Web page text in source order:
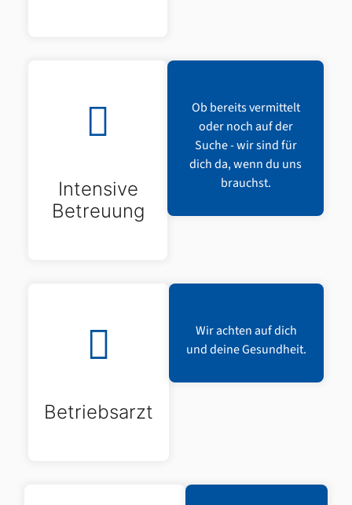
Intensive
Betreuung
Ob bereits vermittelt
oder noch auf der
Suche - wir sind für
dich da, wenn du uns
brauchst.
Betriebsarzt
Wir achten auf dich
und deine Gesundheit.